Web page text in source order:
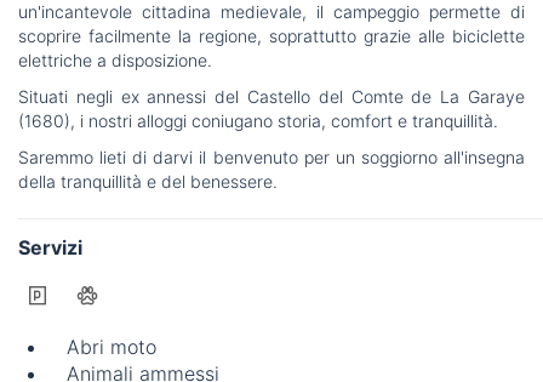
un'incantevole cittadina medievale, il campeggio permette di
scoprire facilmente la regione, soprattutto grazie alle biciclette
elettriche a disposizione.
Situati negli ex annessi del Castello del Comte de La Garaye
(1680), i nostri alloggi coniugano storia, comfort e tranquillità.
Saremmo lieti di darvi il benvenuto per un soggiorno all'insegna
della tranquillità e del benessere.
Servizi
Abri moto
Animali ammessi